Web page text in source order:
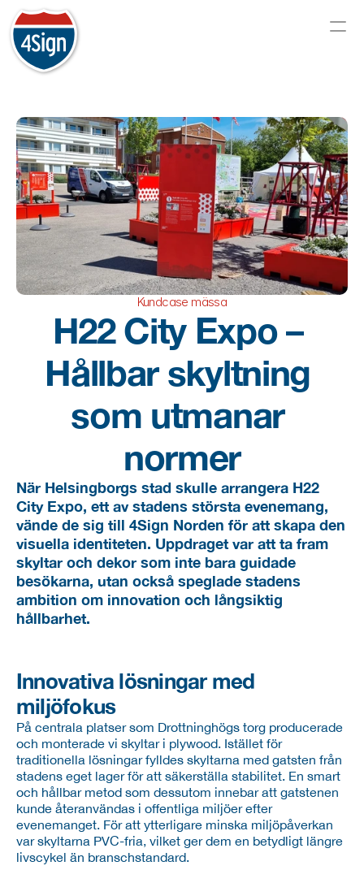
Kundcase mässa
H22 City Expo –
Hållbar skyltning
som utmanar
normer
När Helsingborgs stad skulle arrangera H22
City Expo, ett av stadens största evenemang,
vände de sig till 4Sign Norden för att skapa den
visuella identiteten. Uppdraget var att ta fram
skyltar och dekor som inte bara guidade
besökarna, utan också speglade stadens
ambition om innovation och långsiktig
hållbarhet.
Innovativa lösningar med
miljöfokus
På centrala platser som Drottninghögs torg producerade
och monterade vi skyltar i plywood. Istället för
traditionella lösningar fylldes skyltarna med gatsten från
stadens eget lager för att säkerställa stabilitet. En smart
och hållbar metod som dessutom innebar att gatstenen
kunde återanvändas i offentliga miljöer efter
evenemanget. För att ytterligare minska miljöpåverkan
var skyltarna PVC-fria, vilket ger dem en betydligt längre
livscykel än branschstandard.